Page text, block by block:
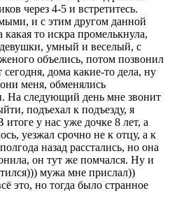
через 4-5 и встретитесь.
и с этим другом данной
то искра промелькнула,
девушки, умный и веселый, с
объелись, потом позвонил
дома какие-то дела, ну
меня, обменялись
На следующий день мне звонит
подъехал к подъезду, я
у нас уже дочке 8 лет, а
уезжал срочно не к отцу, а к
назад расстались, но она
он тут же помчался. Ну и
мужа мне прислал))
это, но тогда было странное